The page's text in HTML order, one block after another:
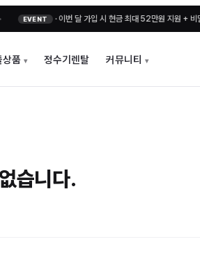
·이번 달 가입 시 현금 최대 52만원 지원 + 비밀지원금
상품 정수기렌탈 커뮤니티
습니다.